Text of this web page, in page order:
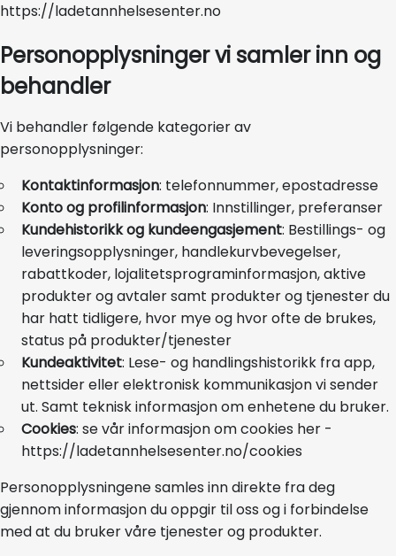
https://ladetannhelsesenter.no
Personopplysninger vi samler inn og
behandler
Vi behandler følgende kategorier av
personopplysninger:
Kontaktinformasjon: telefonnummer, epostadresse
Konto og profilinformasjon: Innstillinger, preferanser
Kundehistorikk og kundeengasjement: Bestillings- og
leveringsopplysninger, handlekurvbevegelser,
rabattkoder, lojalitetsprograminformasjon, aktive
produkter og avtaler samt produkter og tjenester du
har hatt tidligere, hvor mye og hvor ofte de brukes,
status på produkter/tjenester
Kundeaktivitet: Lese- og handlingshistorikk fra app,
nettsider eller elektronisk kommunikasjon vi sender
ut. Samt teknisk informasjon om enhetene du bruker.
Cookies: se vår informasjon om cookies her -
https://ladetannhelsesenter.no/cookies
Personopplysningene samles inn direkte fra deg
gjennom informasjon du oppgir til oss og i forbindelse
med at du bruker våre tjenester og produkter.